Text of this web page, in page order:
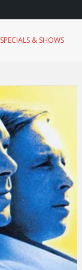
SPECIALS & SHOWS